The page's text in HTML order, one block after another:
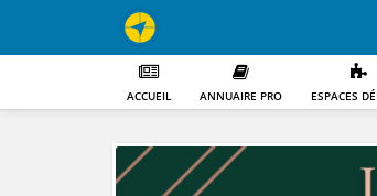
ACCUEIL ANNUAIRE PRO ESPACES